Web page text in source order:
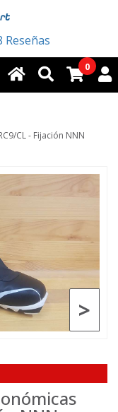
Reseñas
0
CL - Fijación NNN
>